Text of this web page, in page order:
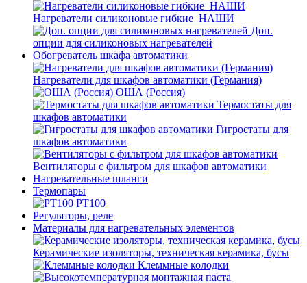
Нагреватели силиконовые гибкие_НАШИ
Доп.
опции для силиконовых нагревателей
Обогреватель шкафа автоматики
Нагреватели для шкафов автоматики (Германия)
ОША (Россия)
Термостаты для
шкафов автоматики
Гигростаты для
шкафов автоматики
Вентиляторы с фильтром для шкафов автоматики
Нагревательные шланги
Термопары
PT100
Регуляторы, реле
Материалы для нагревательных элементов
Керамические изоляторы, техническая керамика, бусы
Клеммные колодки